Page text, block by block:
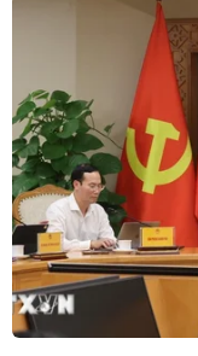
Mở cao điểm
thông dịp lễ,
13/12/2018 08:00
Ngày 16/12, lực
sẽ đồng loạt ra